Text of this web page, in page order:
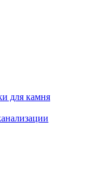
для камня